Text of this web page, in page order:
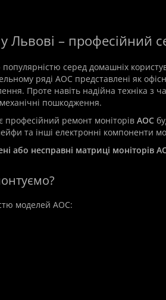
Львові – професійний
серед домашніх
ряді AOC представлені як
Проте навіть надійна техніка
пошкодження.
професійний ремонт моніторів AOC
та інші електронні компоненти
або несправні матриці моніторів
моделей AOC: